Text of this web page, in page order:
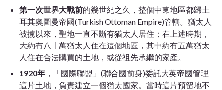
第一次世界大戰前的幾世紀之久，整個中東地區都歸土
耳其奧圖曼帝國(Turkish Ottoman Empire)管轄。猶太人
被擄以來，聖地一直不斷有猶太人居住；在上述時期，
大約有八十萬猶太人住在這個地區，其中約有五萬猶太
人住在合法購買的土地，或從祖先承繼的家產。
1920年 ，「國際聯盟」(聯合國前身)委託大英帝國管理
這片土地，負責建立一個猶太國家。當時這片預留地不